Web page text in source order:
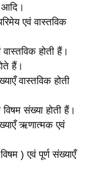
एवं वास्तविक
होती हैं।
हैं।
वास्तविक होती
संख्या होती हैं।
ऋणात्मक एवं
) एवं पूर्ण संख्याएँ